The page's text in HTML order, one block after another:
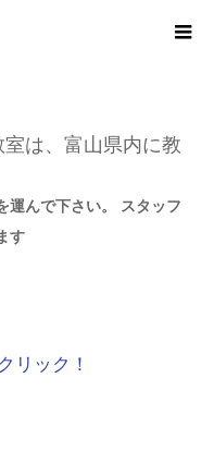
は、富山県内に教
運んで下さい。 スタッフ
す
ック！